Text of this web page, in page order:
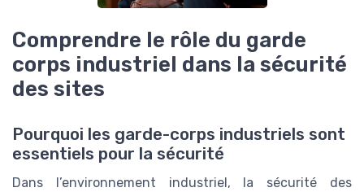
Comprendre le rôle du garde
corps industriel dans la sécurité
des sites
Pourquoi les garde-corps industriels sont
essentiels pour la sécurité
Dans l’environnement industriel, la sécurité des